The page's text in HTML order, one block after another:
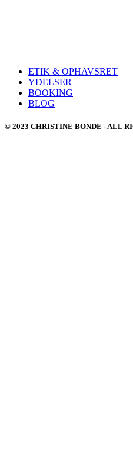
ETIK & OPHAVSRET
YDELSER
BOOKING
BLOG
© 2023 CHRISTINE BONDE - ALL